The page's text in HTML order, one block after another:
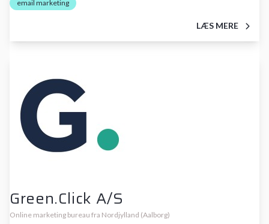
email marketing
LÆS MERE
Green.Click A/S
Online marketing bureau fra Nordjylland (Aalborg)